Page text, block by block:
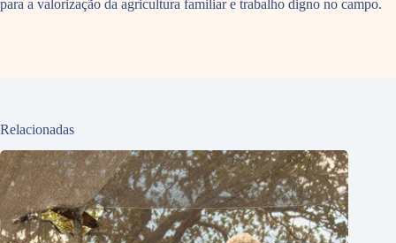
para a valorização da agricultura familiar e trabalho digno no campo.
Relacionadas